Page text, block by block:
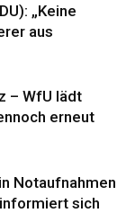
„Keine
aus
– WfU lädt
erneut
Notaufnahmen
sich